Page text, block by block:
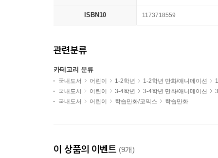
ISBN10 1173718559
관련분류
카테고리 분류
국내도서 어린이 1-2학년 1-2학년 만화/애니메이션
국내도서
어린이 3-4학년 3-4학년 만화/애니메이션
국내도서
어린이 학습만화/코믹스 학습만화
이 상품의 이벤트 (9개)